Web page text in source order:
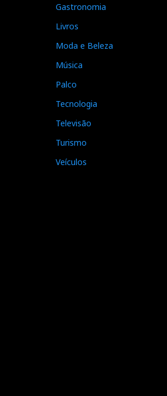
Gastronomia
Livros
Moda e Beleza
Música
Palco
Tecnologia
Televisão
Turismo
Veículos